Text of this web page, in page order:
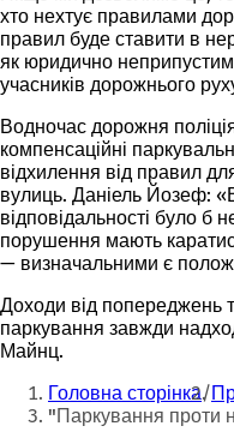
хто нехтує правилами
правил буде ставити в
як юридично
учасників дорожнього
Водночас дорожня
компенсаційні
відхилення від правил
вулиць. Даніель Йозеф:
відповідальності було б
порушення мають
— визначальними є
Доходи від попереджень
паркування завжди
Майнц.
Ти
тут:
Головна сторінка
"Паркування проти